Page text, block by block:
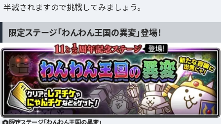
半減されますので挑戦してみましょう。
限定ステージ「わんわん王国の異変」登場！
限定ステージ「わんわん王国の異変」